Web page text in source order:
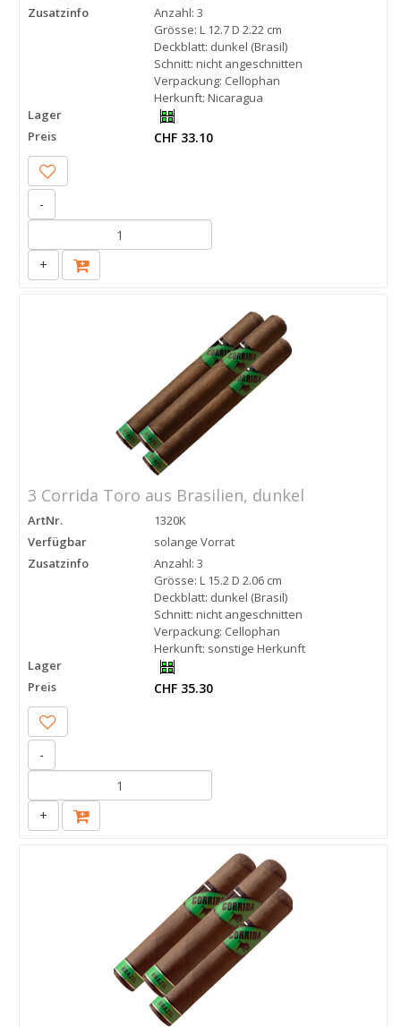
Zusatzinfo
Anzahl: 3
Grösse: L 12.7 D 2.22 cm
Deckblatt: dunkel (Brasil)
Schnitt: nicht angeschnitten
Verpackung: Cellophan
Herkunft: Nicaragua
Lager
Preis
CHF 33.10
-
+
3 Corrida Toro aus Brasilien, dunkel
ArtNr.
1320K
Verfügbar
solange Vorrat
Zusatzinfo
Anzahl: 3
Grösse: L 15.2 D 2.06 cm
Deckblatt: dunkel (Brasil)
Schnitt: nicht angeschnitten
Verpackung: Cellophan
Herkunft: sonstige Herkunft
Lager
Preis
CHF 35.30
-
+